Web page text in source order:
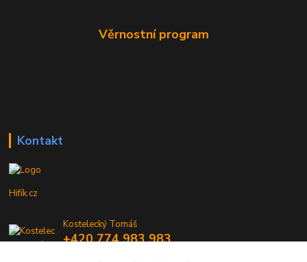
Věrnostní program
Kontakt
Hifík.cz
Kostelecký Tomáš
+420 774 983 983